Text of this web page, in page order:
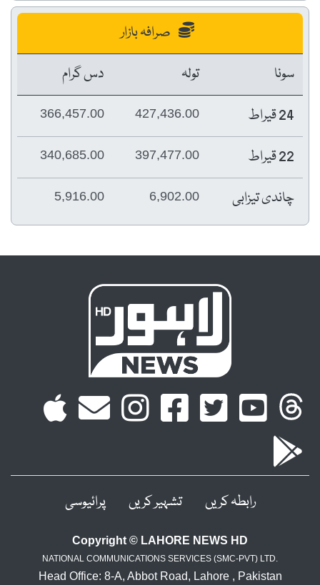
صرافہ بازار
سونا
تولہ
دس گرام
24 قیراط
427,436.00
366,457.00
22 قیراط 397,477.00
340,685.00
چاندی تیزابی 6,902.00
5,916.00
رابطہ کریں تشہیر کریں پرائیوسی
Copyright © LAHORE NEWS HD
NATIONAL COMMUNICATIONS SERVICES (SMC-PVT) LTD.
Head Office: 8-A, Abbot Road, Lahore , Pakistan